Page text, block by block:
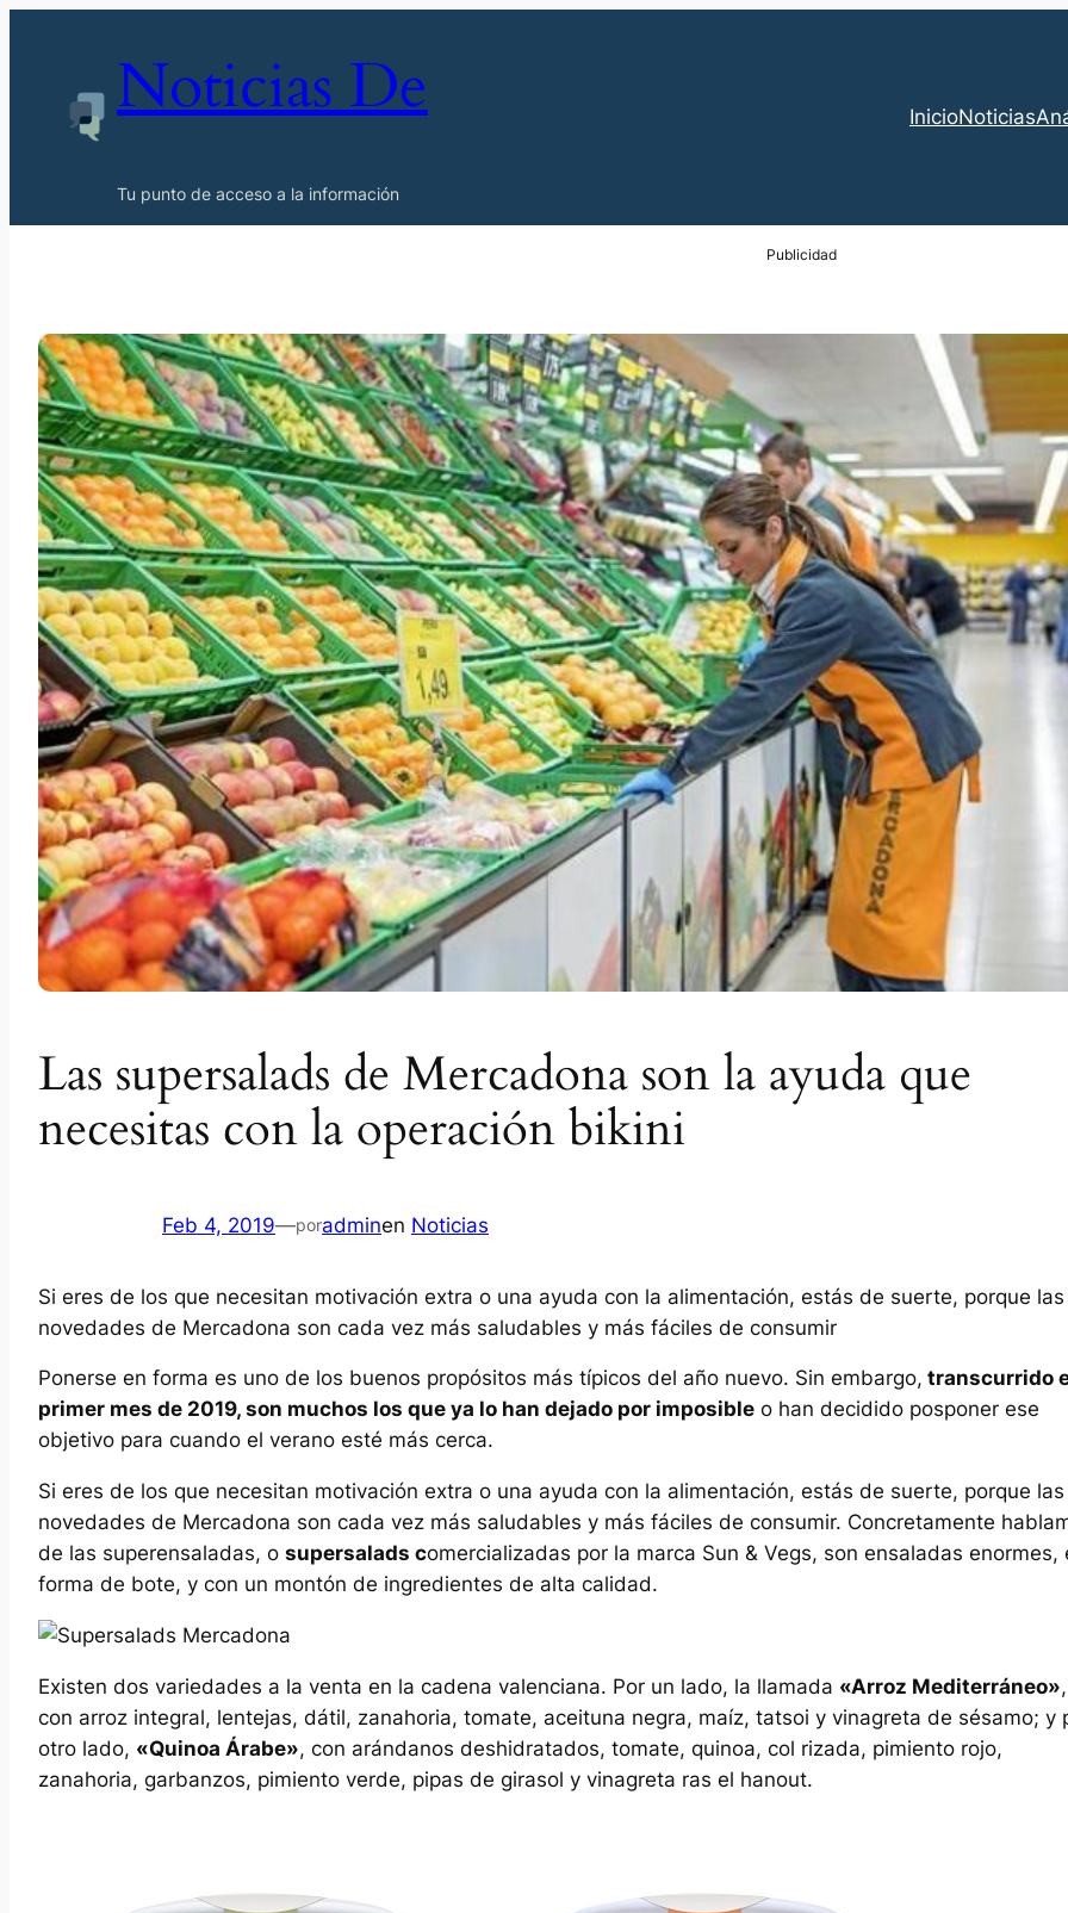
Noticias De
Tu punto de acceso a la información
InicioNoticias
Las supersalads de Mercadona son la ayuda que
necesitas con la operación bikini
Feb 4, 2019—poradminen Noticias
Si eres de los que necesitan motivación extra o una ayuda con la alimentación, estás de suerte, porque las
novedades de Mercadona son cada vez más saludables y más fáciles de consumir
Ponerse en forma es uno de los buenos propósitos más típicos del año nuevo. Sin embargo, transcurrido
primer mes de 2019, son muchos los que ya lo han dejado por imposible o han decidido posponer ese
objetivo para cuando el verano esté más cerca.
Si eres de los que necesitan motivación extra o una ayuda con la alimentación, estás de suerte, porque las
novedades de Mercadona son cada vez más saludables y más fáciles de consumir. Concretamente
de las superensaladas, o supersalads comercializadas por la marca Sun & Vegs, son ensaladas enormes,
forma de bote, y con un montón de ingredientes de alta calidad.
Existen dos variedades a la venta en la cadena valenciana. Por un lado, la llamada «Arroz Mediterráneo»,
con arroz integral, lentejas, dátil, zanahoria, tomate, aceituna negra, maíz, tatsoi y vinagreta de sésamo; y
otro lado, «Quinoa Árabe», con arándanos deshidratados, tomate, quinoa, col rizada, pimiento rojo,
zanahoria, garbanzos, pimiento verde, pipas de girasol y vinagreta ras el hanout.